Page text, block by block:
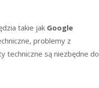
takie jak Google
problemy z
techniczne są niezbędne do